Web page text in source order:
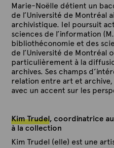
Marie-Noëlle détient un
de l’Université de Montréal
archivistique. Iel poursuit
sciences de l’information
bibliothéconomie et des
de l’Université de Montréal
particulièrement à la
archives. Ses champs
relation entre art et archive,
avec un accent sur les
Kim Trudel, coordinatrice
à la collection
Kim Trudel (elle) est une